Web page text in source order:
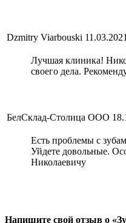
Dzmitry Viarbouski 11.03.2021
Лучшая клиника!
своего дела.
БелСклад-Столица ООО
Есть проблемы с
Уйдете довольные.
Николаевичу
Напишите свой отзыв о